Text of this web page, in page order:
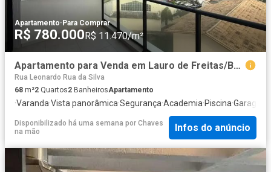
Apartamento·Para Comprar
R$ 780.000R$ 11.470/m²
Apartamento para Venda em Lauro de Freitas/BA Vilas do Atlantico 2 Quartos
Rua Leonardo Rua da Silva
68 m²2 Quartos2 BanheirosApartamento
·Varanda·Vista panorâmica·Segurança·Academia·Piscina·Garagem
Disponibilizado há uma semana por Chaves
na mão
Infos do anúncio